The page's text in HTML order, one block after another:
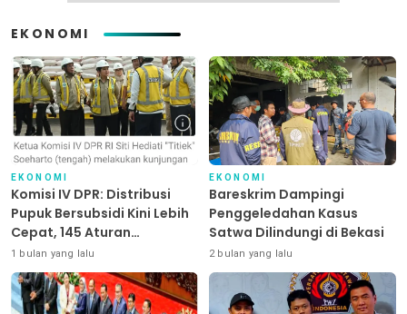
EKONOMI
EKONOMI
Komisi IV DPR: Distribusi
Pupuk Bersubsidi Kini Lebih
Cepat, 145 Aturan
Dipangkas
1 bulan yang lalu
EKONOMI
Bareskrim Dampingi
Penggeledahan Kasus
Satwa Dilindungi di Bekasi
2 bulan yang lalu